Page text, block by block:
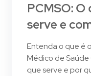
PCMSO: O
serve e
Entenda o que é
Médico de Saúde
que serve e por